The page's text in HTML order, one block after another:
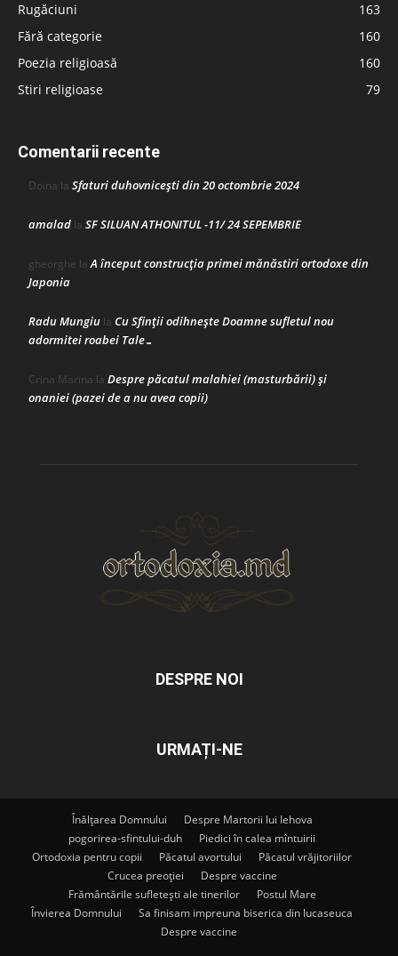
Rugăciuni
163
Fără categorie
160
Poezia religioasă
160
Stiri religioase
79
Comentarii recente
Doina la Sfaturi duhovnicești din 20 octombrie 2024
amalad la SF SILUAN ATHONITUL -11/ 24 SEPEMBRIE
gheorghe laA început construcţia primei mănăstiri ortodoxe din
Japonia
Radu Mungiu la Cu Sfinții odihnește Doamne sufletul nou
adormitei roabei Tale…
Crina Marina la Despre păcatul malahiei (masturbării) şi
onaniei (pazei de a nu avea copii)
DESPRE NOI
URMAȚI-NE
Înălțarea Domnului
Despre Martorii lui Iehova
pogorirea-sfintului-duh
Piedici în calea mîntuirii
Ortodoxia pentru copii
Păcatul avortului
Păcatul vrăjitoriilor
Crucea preoției
Despre vaccine
Frământările sufletești ale tinerilor
Postul Mare
Învierea Domnului
Sa finisam impreuna biserica din lucaseuca
Despre vaccine